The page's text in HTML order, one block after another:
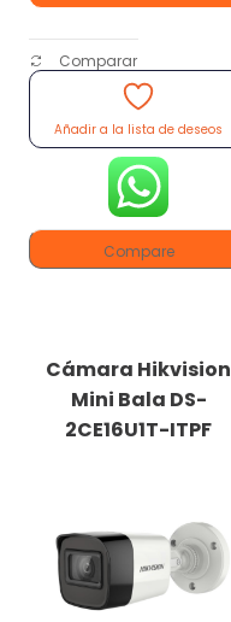
Comparar
Añadir a la lista de deseos
Compare
Cámara Hikvision
Mini Bala DS-
2CE16U1T-ITPF